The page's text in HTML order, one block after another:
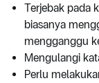
Terjebak pada
biasanya
mengganggu
Mengulangi
Perlu